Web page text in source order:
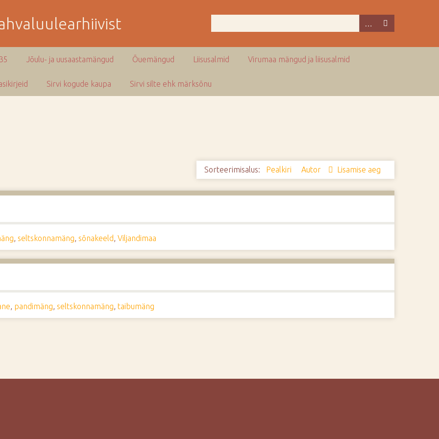
Jõulu- ja uusaastamängud Õuemängud Liisusalmid Virumaa mängud ja liisusalmid
Sirvi kogude kaupa Sirvi silte ehk märksõnu
Sorteerimisalus: Pealkiri Autor Lisamise aeg
, seltskonnamäng, sõnakeeld,Viljandimaa
, pandimäng, seltskonnamäng,taibumäng